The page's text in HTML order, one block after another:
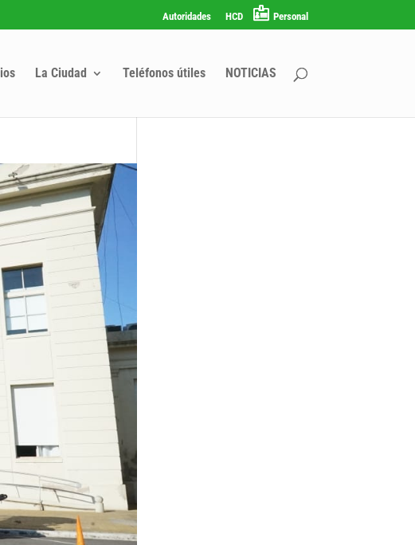
Autoridades HCD Personal
La Ciudad Teléfonos útiles NOTICIAS